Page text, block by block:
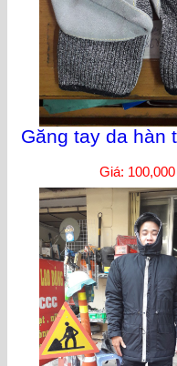
Găng tay da hàn
Giá: